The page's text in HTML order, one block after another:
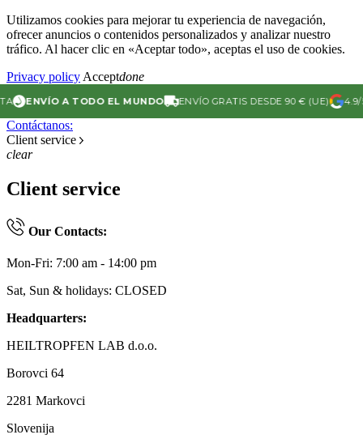
Utilizamos cookies para mejorar tu experiencia de navegación,
ofrecer anuncios o contenidos personalizados y analizar nuestro
tráfico. Al hacer clic en «Aceptar todo», aceptas el uso de cookies.
Privacy policy Acceptdone
ENVÍO A TODO EL MUNDO ENVÍO GRATIS DESDE 90 € (UE) 4.9/5
Contáctanos:
Client service
clear
Client service
Our Contacts:
Mon-Fri: 7:00 am - 14:00 pm
Sat, Sun & holidays: CLOSED
Headquarters:
HEILTROPFEN LAB d.o.o.
Borovci 64
2281 Markovci
Slovenija